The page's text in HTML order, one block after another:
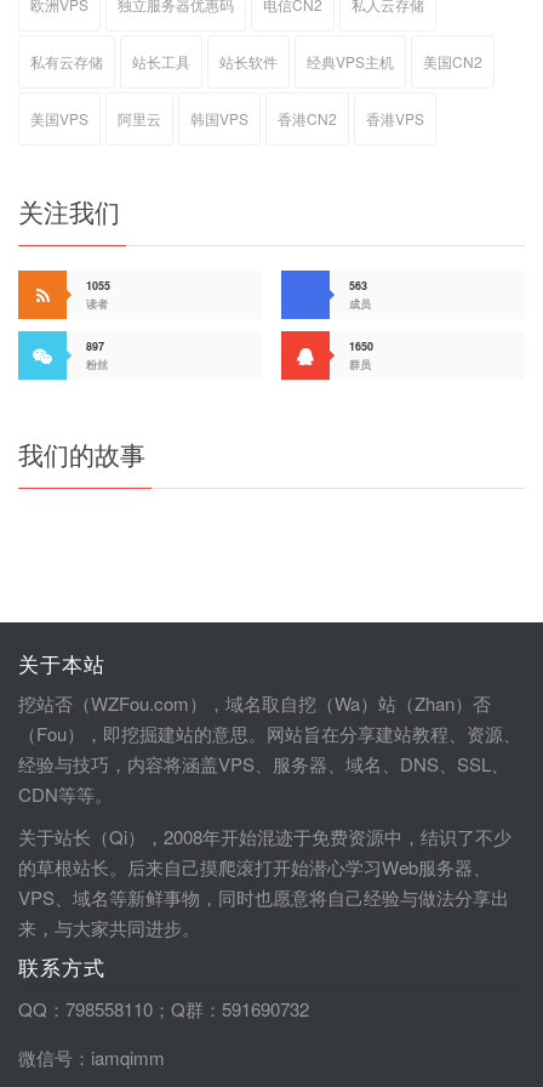
欧洲VPS 独立服务器优惠码 电信CN2 私人云存储
私有云存储 站长工具 站长软件 经典VPS主机 美国CN2
美国VPS 阿里云 韩国VPS 香港CN2 香港VPS
关注我们
1055
读者
563
成员
897
粉丝
1650
群员
我们的故事
关于本站
挖站否（WZFou.com），域名取自挖（Wa）站（Zhan）否
（Fou），即挖掘建站的意思。网站旨在分享建站教程、资源、
经验与技巧，内容将涵盖VPS、服务器、域名、DNS、SSL、
CDN等等。
关于站长（Qi），2008年开始混迹于免费资源中，结识了不少
的草根站长。后来自己摸爬滚打开始潜心学习Web服务器、
VPS、域名等新鲜事物，同时也愿意将自己经验与做法分享出
来，与大家共同进步。
联系方式
QQ：798558110；Q群：591690732
微信号：iamqimm